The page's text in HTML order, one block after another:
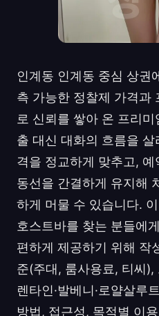
인계동 인계동 중심 상권
측 가능한 정찰제 가격과
로 신뢰를 쌓아 온 프리
출 대신 대화의 흐름을 살
격을 정교하게 맞추고,
동선을 간결하게 유지해
하게 머물 수 있습니다.
호스트바를 찾는 분들에
편하게 제공하기 위해 작
준(주대, 룸사용료, 티씨
렌타인·발베니·로얄살루
방법, 접근성, 목적별 이